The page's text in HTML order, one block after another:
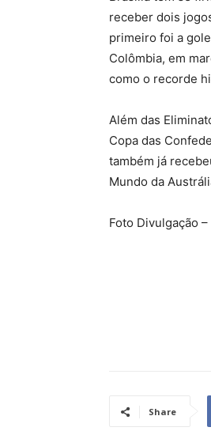
receber dois
primeiro foi a
Colômbia, em
como o recorde
Além das
Copa das
também já
Mundo da
Foto Divulgação –
Share